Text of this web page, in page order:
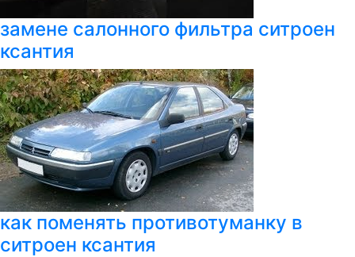
замене салонного фильтра ситроен
ксантия
как поменять противотуманку в
ситроен ксантия